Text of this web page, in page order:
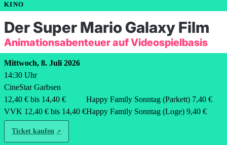
KINO
Der Super Mario Galaxy Film
Animationsabenteuer auf Videospielbasis
Mittwoch, 8. Juli 2026
14:30 Uhr
CineStar Garbsen
12,40 € bis 14,40 €
VVK 12,40 € bis 14,40 €
Happy Family Sonntag (Parkett) 7,40 €
Happy Family Sonntag (Loge) 9,40 €
Ticket kaufen